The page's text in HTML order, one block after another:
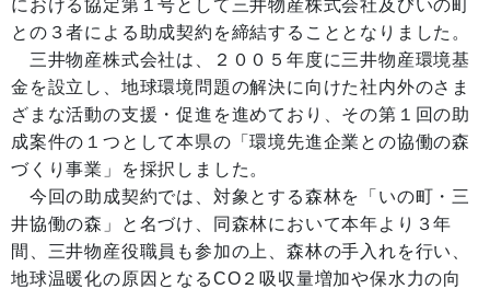
における協定第１号として三井物産株式会社及びいの町
との３者による助成契約を締結することとなりました。
三井物産株式会社は、２００５年度に三井物産環境基
金を設立し、地球環境問題の解決に向けた社内外のさま
ざまな活動の支援・促進を進めており、その第１回の助
成案件の１つとして本県の「環境先進企業との協働の森
づくり事業」を採択しました。
今回の助成契約では、対象とする森林を「いの町・三
井協働の森」と名づけ、同森林において本年より３年
間、三井物産役職員も参加の上、森林の手入れを行い、
地球温暖化の原因となるCO２吸収量増加や保水力の向